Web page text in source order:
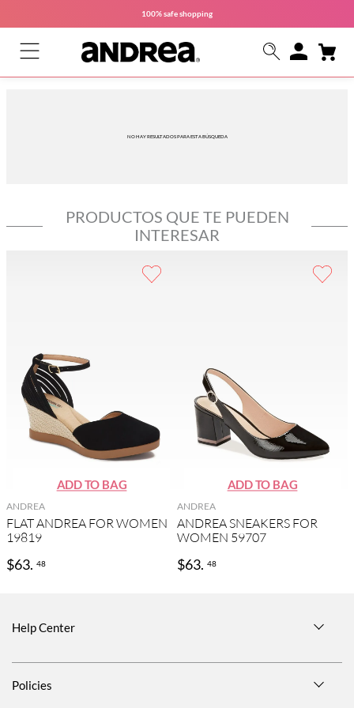
100% safeshopping
NO HAY RESULTADOS PARA ESTA BÚSQUEDA
PRODUCTOS QUE TE PUEDEN
INTERESAR
ANDREA
FLAT ANDREA FOR WOMEN
19819
$63. 48
ANDREA
ANDREA SNEAKERS FOR
WOMEN 59707
$63. 48
Help Center
Policies